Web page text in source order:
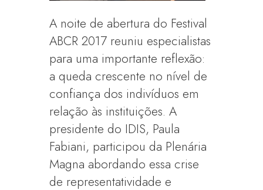
A noite de abertura do Festival
ABCR 2017 reuniu especialistas
para uma importante reflexão:
a queda crescente no nível de
confiança dos indivíduos em
relação às instituições. A
presidente do IDIS, Paula
Fabiani, participou da Plenária
Magna abordando essa crise
de representatividade e